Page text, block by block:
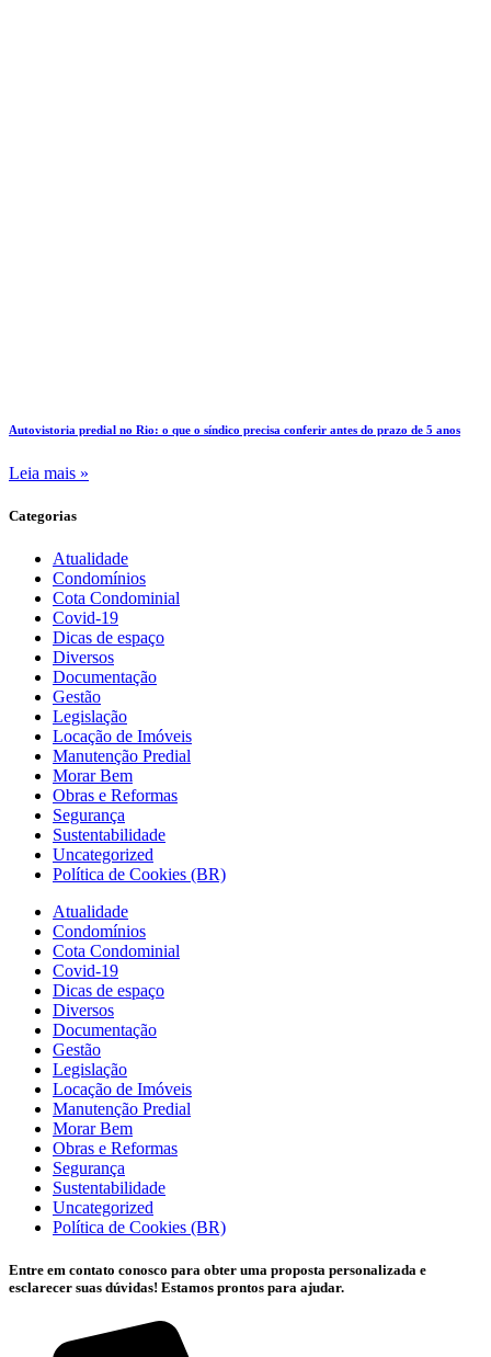
Autovistoria predial no Rio: o que o síndico precisa conferir antes do prazo de 5 anos
Leia mais »
Categorias
Atualidade
Condomínios
Cota Condominial
Covid-19
Dicas de espaço
Diversos
Documentação
Gestão
Legislação
Locação de Imóveis
Manutenção Predial
Morar Bem
Obras e Reformas
Segurança
Sustentabilidade
Uncategorized
Política de Cookies (BR)
Atualidade
Condomínios
Cota Condominial
Covid-19
Dicas de espaço
Diversos
Documentação
Gestão
Legislação
Locação de Imóveis
Manutenção Predial
Morar Bem
Obras e Reformas
Segurança
Sustentabilidade
Uncategorized
Política de Cookies (BR)
Entre em contato conosco para obter uma proposta personalizada e
esclarecer suas dúvidas! Estamos prontos para ajudar.